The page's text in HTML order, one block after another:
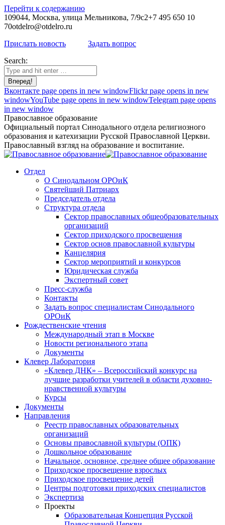
Перейти к содержанию
109044, Москва, улица Мельникова, 7/9с2+7 495 650 10
70otdelro@otdelro.ru
Прислать новость
Задать вопрос
Search:
Вконтакте page opens in new windowFlickr page opens in new
windowYouTube page opens in new windowTelegram page opens
in new window
Православное образование
Официальный портал Синодального отдела религиозного
образования и катехизации Русской Православной Церкви.
Православный взгляд на образование и воспитание.
Отдел
О Синодальном ОРОиК
Святейший Патриарх
Председатель отдела
Структура отдела
Сектор православных общеобразовательных
организаций
Сектор приходского просвещения
Сектор основ православной культуры
Канцелярия
Сектор мероприятий и конкурсов
Юридическая служба
Экспертный совет
Пресс-служба
Контакты
Задать вопрос специалистам Синодального
ОРОиК
Рождественские чтения
Международный этап в Москве
Новости регионального этапа
Документы
Клевер Лаборатория
«Клевер ДНК» – Всероссийский конкурс на
лучшие разработки учителей в области духовно-
нравственной культуры
Курсы
Документы
Направления
Реестр православных образовательных
организаций
Основы православной культуры (ОПК)
Дошкольное образование
Начальное, основное, среднее общее образование
Приходское просвещение взрослых
Приходское просвещение детей
Центры подготовки приходских специалистов
Экспертиза
Проекты
Образовательная Концепция Русской